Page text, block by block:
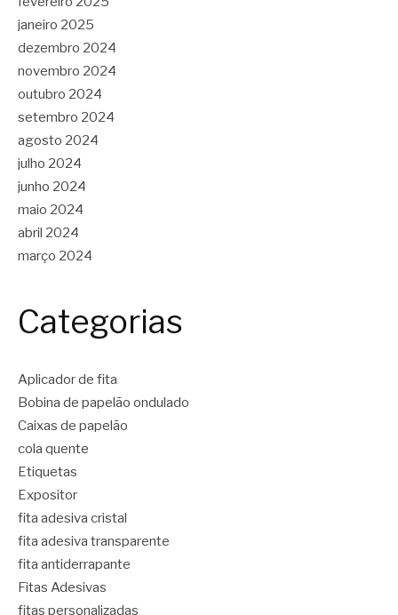
janeiro 2025
dezembro 2024
novembro 2024
outubro 2024
setembro 2024
agosto 2024
julho 2024
junho 2024
maio 2024
abril 2024
março 2024
Categorias
Aplicador de fita
Bobina de papelão ondulado
Caixas de papelão
cola quente
Etiquetas
Expositor
fita adesiva cristal
fita adesiva transparente
fita antiderrapante
Fitas Adesivas
fitas personalizadas